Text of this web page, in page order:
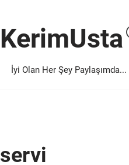
KerimUsta
İyi Olan Her Şey Paylaşımda...
servi